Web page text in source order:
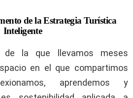
de la Estrategia Turística
Inteligente
de la que llevamos meses
en el que compartimos
aprendemos y